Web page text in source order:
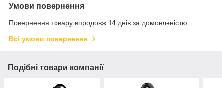
Умови повернення
Повернення товару впродовж 14 днів за домовленістю
Всі умови повернення
Подібні товари компанії